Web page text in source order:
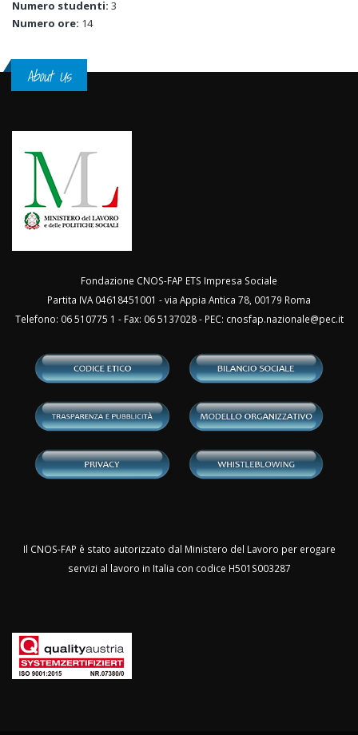
Numero studenti: 3
Numero ore: 14
About Us
Fondazione CNOS-FAP ETS Impresa Sociale
Partita IVA 04618451001 - via Appia Antica 78, 00179 Roma
Telefono: 06 510775 1 - Fax: 06 5137028 - PEC: cnosfap.nazionale@pec.it
Il CNOS-FAP è stato autorizzato dal Ministero del Lavoro per erogare
servizi al lavoro in Italia con codice H501S003287